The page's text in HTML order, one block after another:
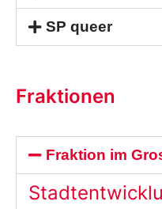
SP queer
Fraktionen
Fraktion im